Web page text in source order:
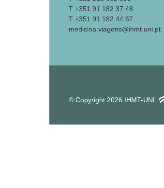
T +351 91 182 37 48
T +351 91 182 44 67
medicina.viagens@ihmt.unl.pt
© Copyright 2026 IHMT-UNL